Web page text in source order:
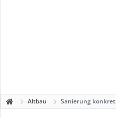
Altbau Sanierung konkret